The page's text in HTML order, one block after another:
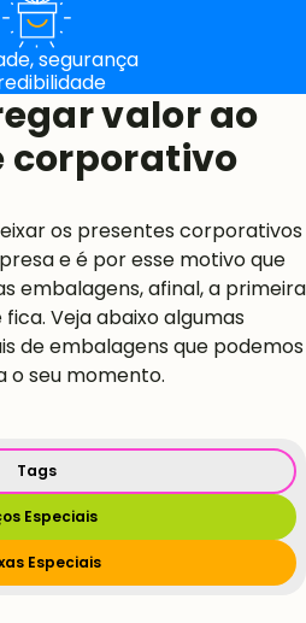
segurança
valor ao
corporativo
os presentes corporativos
e é por esse motivo que
embalagens, afinal, a primeira
Veja abaixo algumas
de embalagens que podemos
o seu momento.
Tags
Especiais
Especiais